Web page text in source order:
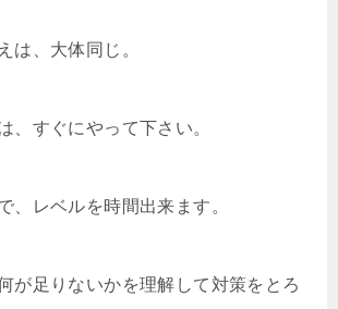
は、大体同じ。
、すぐにやって下さい。
、レベルを時間出来ます。
が足りないかを理解して対策をとろ